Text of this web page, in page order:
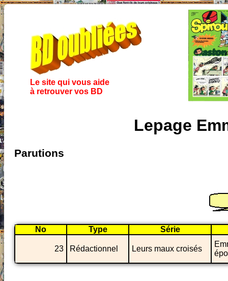
Le site qui vous aide
à retrouver vos BD
Lepage
Parutions
No Type Série
23 Rédactionnel Leurs maux croisés